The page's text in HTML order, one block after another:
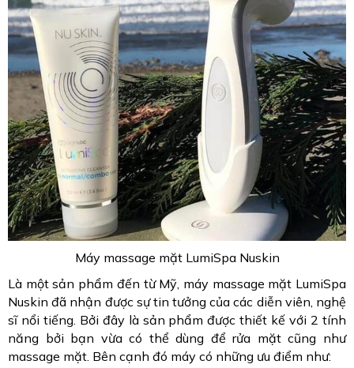
Máy massage mặt LumiSpa Nuskin
Là một sản phẩm đến từ Mỹ, máy massage mặt LumiSpa
Nuskin đã nhận được sự tin tưởng của các diễn viên, nghệ
sĩ nổi tiếng. Bởi đây là sản phẩm được thiết kế với 2 tính
năng bởi bạn vừa có thể dùng để rửa mặt cũng như
massage mặt. Bên cạnh đó máy có những ưu điểm như: